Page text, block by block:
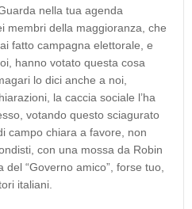
nella tua agenda
membri della maggioranza, che
fatto campagna elettorale, e
hanno votato questa cosa
lo dici anche a noi,
la caccia sociale l’ha
votando questo sciagurato
campo chiara a favore, non
con una mossa da Robin
“Governo amico”, forse tuo,
italiani.